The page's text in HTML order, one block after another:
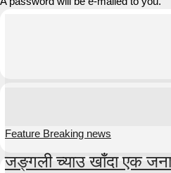
Feature Breaking news
जङ्गली च्याउ खाँदा एक